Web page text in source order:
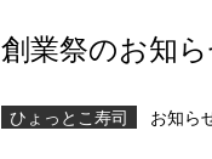
創業祭のお知
ひょっとこ寿司 お知ら